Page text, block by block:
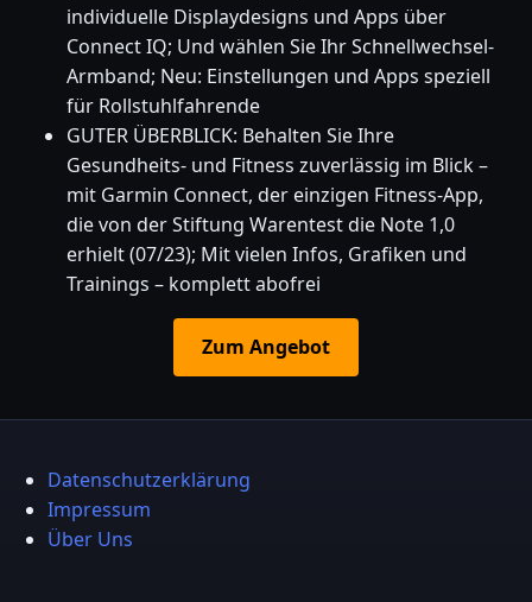
individuelle Displaydesigns und Apps über
Connect IQ; Und wählen Sie Ihr Schnellwechsel-
Armband; Neu: Einstellungen und Apps speziell
für Rollstuhlfahrende
GUTER ÜBERBLICK: Behalten Sie Ihre
Gesundheits- und Fitness zuverlässig im Blick –
mit Garmin Connect, der einzigen Fitness-App,
die von der Stiftung Warentest die Note 1,0
erhielt (07/23); Mit vielen Infos, Grafiken und
Trainings – komplett abofrei
Zum Angebot
Datenschutzerklärung
Impressum
Über Uns